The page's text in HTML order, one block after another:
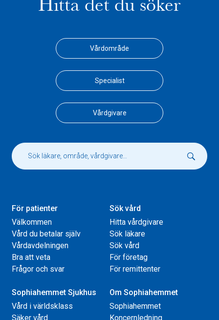
Hitta det du söker
Vårdområde
Specialist
Vårdgivare
För patienter
Välkommen
Vård du betalar själv
Vårdavdelningen
Bra att veta
Frågor och svar
Sök vård
Hitta vårdgivare
Sök läkare
Sök vård
För företag
För remittenter
Sophiahemmet Sjukhus
Vård i världsklass
Säker vård
Om Sophiahemmet
Sophiahemmet
Koncernledning